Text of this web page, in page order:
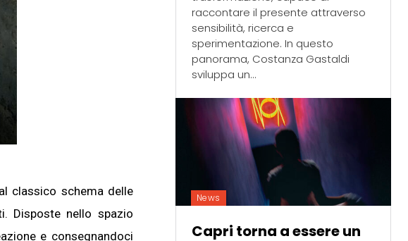
classico schema delle
Disposte nello spazio
e consegnandoci
raccontare il presente attraverso
sensibilità, ricerca e
sperimentazione. In questo
panorama, Costanza Gastaldi
sviluppa un...
News
Capri torna a essere un